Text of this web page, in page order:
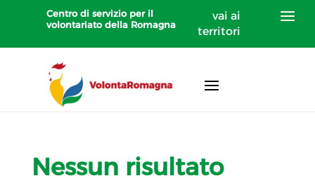
Centro di servizio per il
volontariato della Romagna
vai ai
territori
Nessun risultato